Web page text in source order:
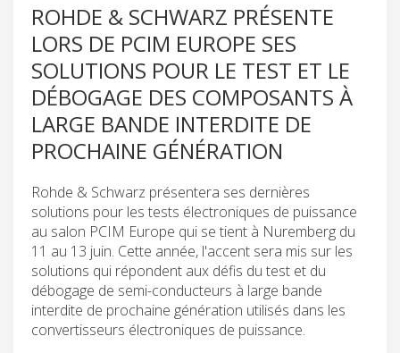
ROHDE & SCHWARZ PRÉSENTE
LORS DE PCIM EUROPE SES
SOLUTIONS POUR LE TEST ET LE
DÉBOGAGE DES COMPOSANTS À
LARGE BANDE INTERDITE DE
PROCHAINE GÉNÉRATION
Rohde & Schwarz présentera ses dernières
solutions pour les tests électroniques de puissance
au salon PCIM Europe qui se tient à Nuremberg du
11 au 13 juin. Cette année, l'accent sera mis sur les
solutions qui répondent aux défis du test et du
débogage de semi-conducteurs à large bande
interdite de prochaine génération utilisés dans les
convertisseurs électroniques de puissance.